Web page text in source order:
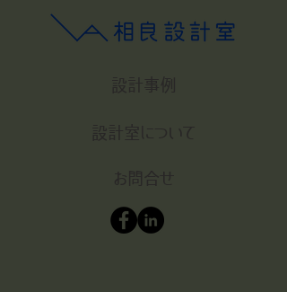
設計事例
設計室について
お問合せ